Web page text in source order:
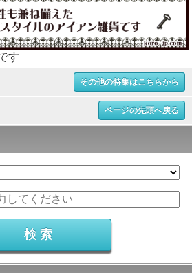
す
その他の特集はこちらから
ページの先頭へ戻る